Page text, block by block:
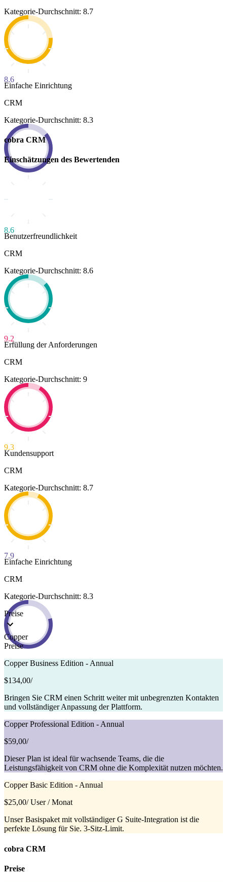
Kategorie-Durchschnitt: 8.7
8.6
Einfache Einrichtung
CRM
Kategorie-Durchschnitt: 8.3
cobra CRM
Einschätzungen des Bewertenden
8.6
Benutzerfreundlichkeit
CRM
Kategorie-Durchschnitt: 8.6
9.2
Erfüllung der Anforderungen
CRM
Kategorie-Durchschnitt: 9
9.3
Kundensupport
CRM
Kategorie-Durchschnitt: 8.7
7.9
Einfache Einrichtung
CRM
Kategorie-Durchschnitt: 8.3
Preise
Copper
Preise
Copper Business Edition - Annual
$134,00/
Bringen Sie CRM einen Schritt weiter mit unbegrenzten Kontakten
und vollständiger Anpassung der Plattform.
Copper Professional Edition - Annual
$59,00/
Dieser Plan ist ideal für wachsende Teams, die die
Leistungsfähigkeit von CRM ohne die Komplexität nutzen möchten.
Copper Basic Edition - Annual
$25,00/ User / Monat
Unser Basispaket mit vollständiger G Suite-Integration ist die
perfekte Lösung für Sie. 3-Sitz-Limit.
cobra CRM
Preise